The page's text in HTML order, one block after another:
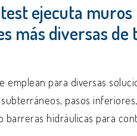
ejecuta muros
más diversas
emplean para diversas
pasos
barreras hidráulicas para